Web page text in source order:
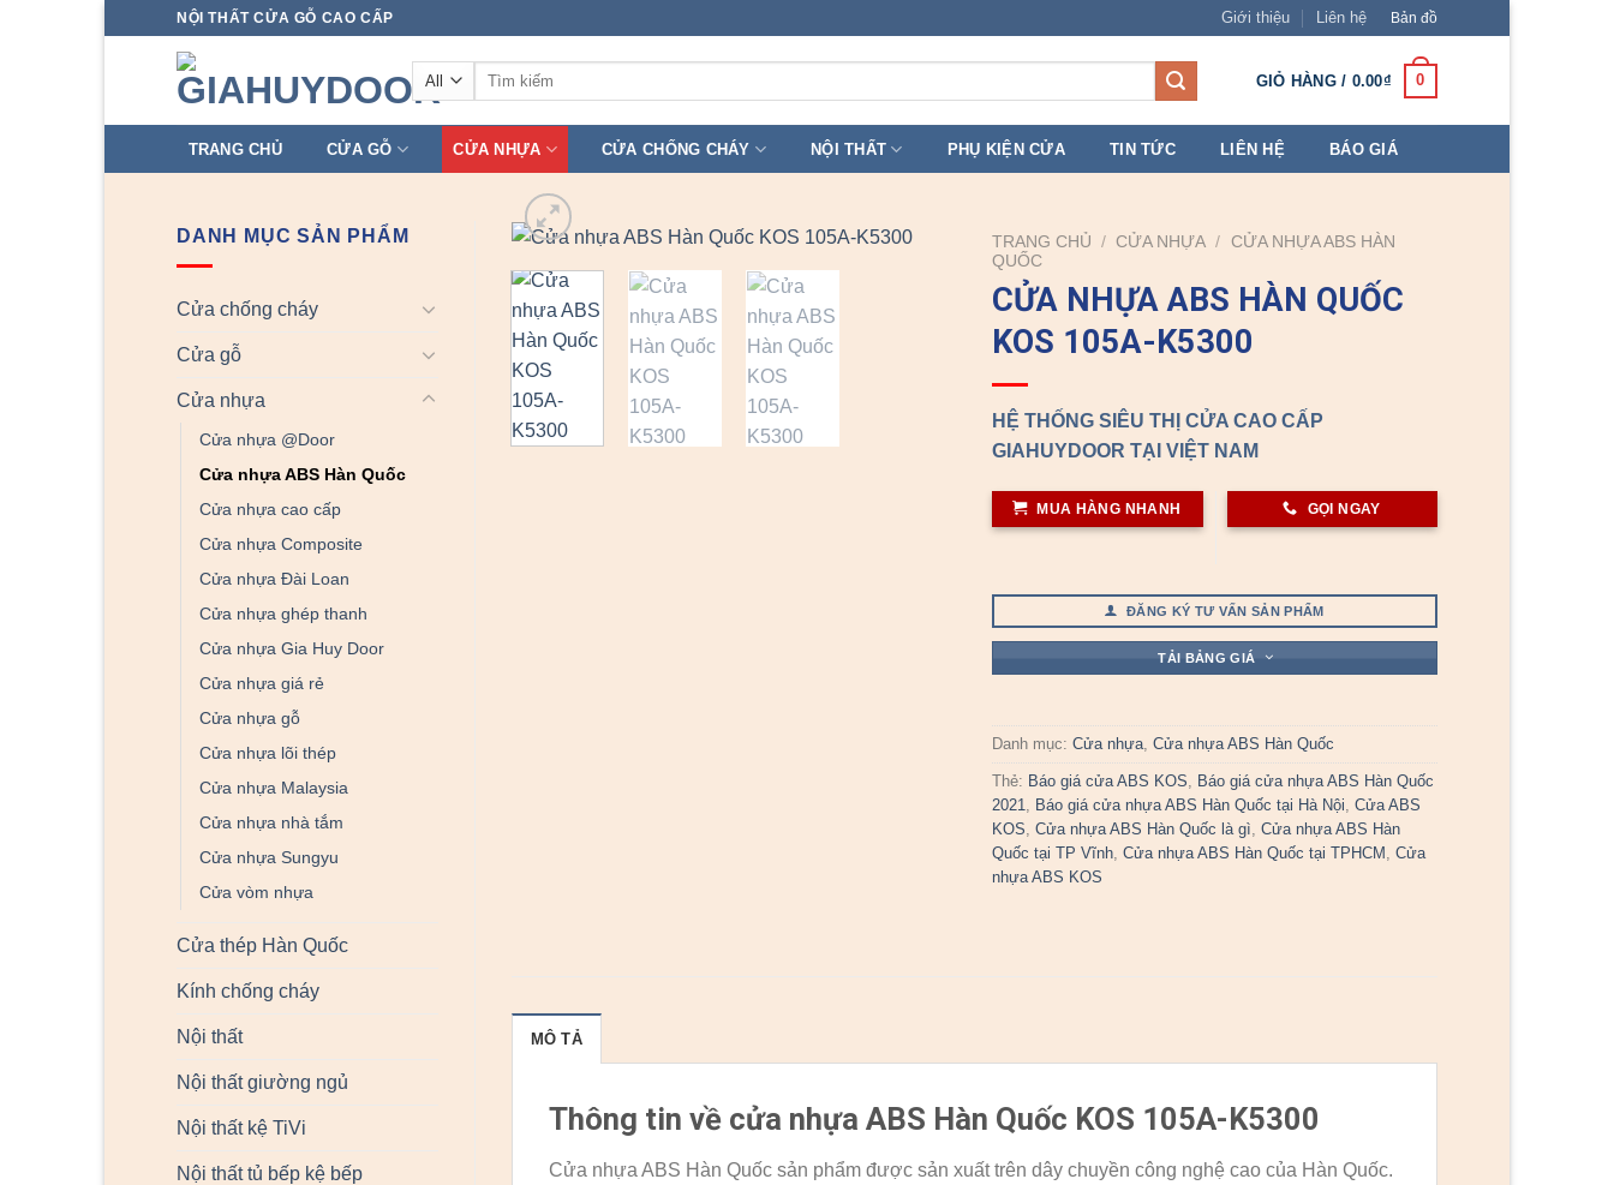
NỘI THẤT CỬA GỖ CAO CẤP Giới thiệu Liên hệ Bản đồ
Tìm
GIỎ HÀNG / 0.00₫ 0
TRANG CHỦ CỬA GỖ CỬA NHỰA CỬA CHỐNG CHÁY NỘI THẤT PHỤ KIỆN CỬA TIN TỨC LIÊN HỆ BÁO GIÁ
DANH MỤC SẢN PHẨM
Cửa chống cháy
Cửa gỗ
Cửa nhựa
Cửa nhựa @Door
Cửa nhựa ABS Hàn Quốc
Cửa nhựa cao cấp
Cửa nhựa Composite
Cửa nhựa Đài Loan
Cửa nhựa ghép thanh
Cửa nhựa Gia Huy Door
Cửa nhựa giá rẻ
Cửa nhựa gỗ
Cửa nhựa lõi thép
Cửa nhựa Malaysia
Cửa nhựa nhà tắm
Cửa nhựa Sungyu
Cửa vòm nhựa
Cửa thép Hàn Quốc
Kính chống cháy
Nội thất
Nội thất giường ngủ
Nội thất kệ TiVi
Nội thất tủ bếp kệ bếp
TRANG CHỦ / CỬA NHỰA / CỬA NHỰA ABS HÀN
QUỐC
CỬA NHỰA ABS HÀN QUỐC
KOS 105A-K5300
HỆ THỐNG SIÊU THỊ CỬA CAO CẤP
GIAHUYDOOR TẠI VIỆT NAM
MUA HÀNG NHANH GỌI NGAY
ĐĂNG KÝ TƯ VẤN SẢN PHẨM
TẢI BẢNG GIÁ
Danh mục:Cửa nhựa ,Cửa nhựa ABS Hàn Quốc
Thẻ: Báo giá cửa ABS KOS
Báo giá cửa nhựa ABS Hàn Quốc
2021
Báo giá cửa nhựa ABS Hàn Quốc tại Hà Nội ,Cửa ABS
KOS ,Cửa nhựa ABS Hàn Quốc là gì ,Cửa nhựa ABS Hàn
Quốc tại TP Vĩnh ,Cửa nhựa ABS Hàn Quốc tại TPHCM ,Cửa
nhựa ABS KOS
MÔ TẢ
Thông tin về cửa nhựa ABS Hàn Quốc KOS 105A-K5300
Cửa nhựa ABS Hàn Quốc sản phẩm được sản xuất trên dây chuyền công nghệ cao của Hàn Quốc.